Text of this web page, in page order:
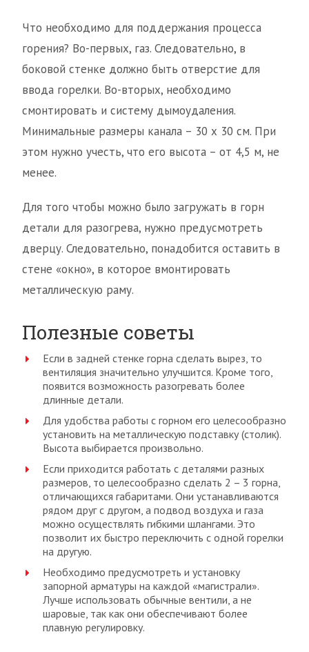
Что необходимо для поддержания процесса
горения? Во-первых, газ. Следовательно, в
боковой стенке должно быть отверстие для
ввода горелки. Во-вторых, необходимо
смонтировать и систему дымоудаления.
Минимальные размеры канала – 30 х 30 см. При
этом нужно учесть, что его высота – от 4,5 м, не
менее.
Для того чтобы можно было загружать в горн
детали для разогрева, нужно предусмотреть
дверцу. Следовательно, понадобится оставить в
стене «окно», в которое вмонтировать
металлическую раму.
Полезные советы
Если в задней стенке горна сделать вырез, то
вентиляция значительно улучшится. Кроме того,
появится возможность разогревать более
длинные детали.
Для удобства работы с горном его целесообразно
установить на металлическую подставку (столик).
Высота выбирается произвольно.
Если приходится работать с деталями разных
размеров, то целесообразно сделать 2 – 3 горна,
отличающихся габаритами. Они устанавливаются
рядом друг с другом, а подвод воздуха и газа
можно осуществлять гибкими шлангами. Это
позволит их быстро переключить с одной горелки
на другую.
Необходимо предусмотреть и установку
запорной арматуры на каждой «магистрали».
Лучше использовать обычные вентили, а не
шаровые, так как они обеспечивают более
плавную регулировку.